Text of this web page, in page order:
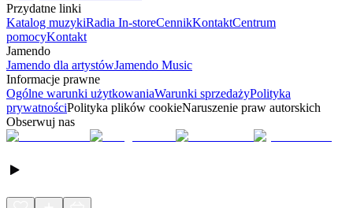
Przydatne linki
Katalog muzykiRadia In-storeCennikKontaktCentrum
pomocyKontakt
Jamendo
Jamendo dla artystówJamendo Music
Informacje prawne
Ogólne warunki użytkowaniaWarunki sprzedażyPolityka
prywatnościPolityka plików cookieNaruszenie praw autorskich
Obserwuj nas